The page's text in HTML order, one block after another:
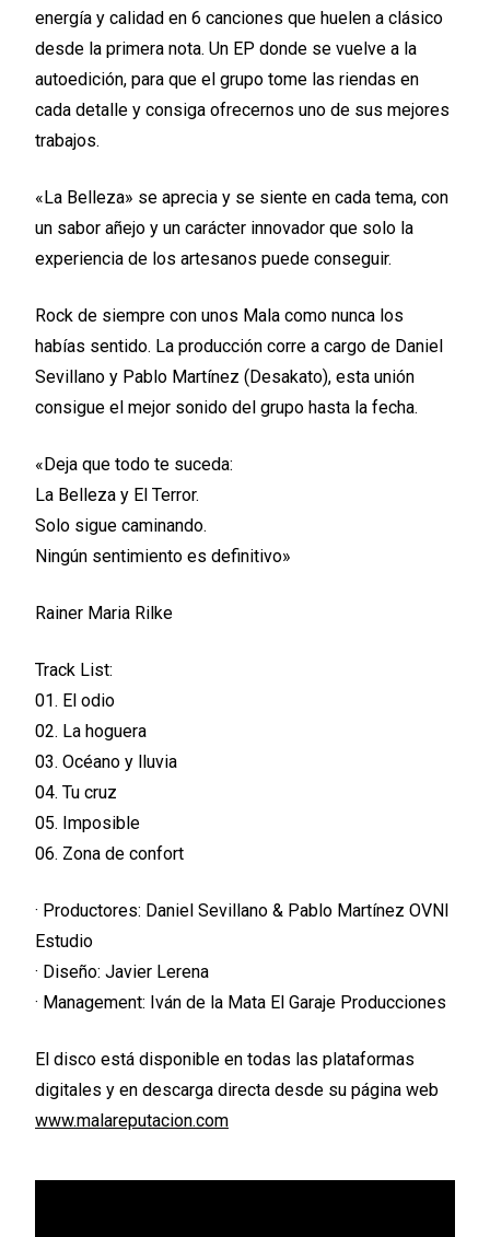
energía y calidad en 6 canciones que huelen a clásico
desde la primera nota. Un EP donde se vuelve a la
autoedición, para que el grupo tome las riendas en
cada detalle y consiga ofrecernos uno de sus mejores
trabajos.
«La Belleza» se aprecia y se siente en cada tema, con
un sabor añejo y un carácter innovador que solo la
experiencia de los artesanos puede conseguir.
Rock de siempre con unos Mala como nunca los
habías sentido. La producción corre a cargo de Daniel
Sevillano y Pablo Martínez (Desakato), esta unión
consigue el mejor sonido del grupo hasta la fecha.
«Deja que todo te suceda:
La Belleza y El Terror.
Solo sigue caminando.
Ningún sentimiento es definitivo»
Rainer Maria Rilke
Track List:
01. El odio
02. La hoguera
03. Océano y lluvia
04. Tu cruz
05. Imposible
06. Zona de confort
· Productores: Daniel Sevillano & Pablo Martínez OVNI
Estudio
· Diseño: Javier Lerena
· Management: Iván de la Mata El Garaje Producciones
El disco está disponible en todas las plataformas
digitales y en descarga directa desde su página web
www.malareputacion.com